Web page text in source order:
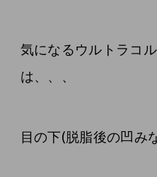
気になるウルトラコ
は、、、
目の下(脱脂後の凹み